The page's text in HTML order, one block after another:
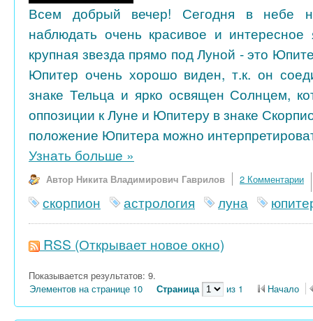
Всем добрый вечер! Сегодня в небе
наблюдать очень красивое и
крупная звезда прямо под Луной - это
Юпитер очень хорошо виден, т.к. он
знаке Тельца и ярко освящен Солнцем,
оппозиции к Луне и Юпитеру в знаке
положение Юпитера можно
Узнать больше »
Автор Никита Владимирович Гаврилов 2 Комментарии
скорпион астрология луна
RSS (Открывает новое окно)
Показывается результатов: 9.
Элементов на странице 10
Страница из 1 Начало